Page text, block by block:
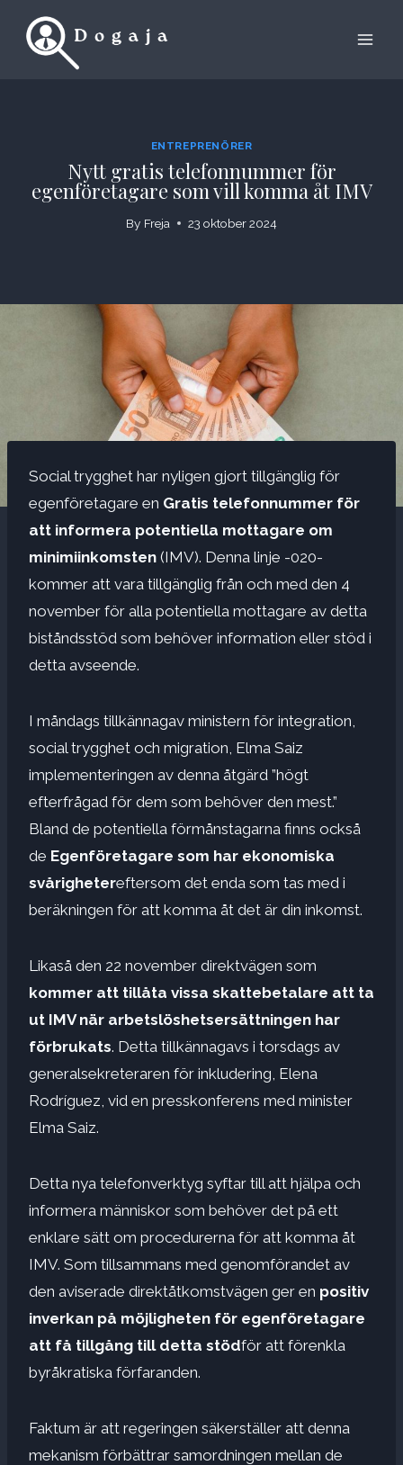
ENTREPRENÖRER
Nytt gratis telefonnummer för
egenföretagare som vill komma åt IMV
By Freja 23 oktober 2024
Social trygghet har nyligen gjort tillgänglig för
egenföretagare en Gratis telefonnummer för
att informera potentiella mottagare om
minimiinkomsten (IMV). Denna linje -020-
kommer att vara tillgänglig från och med den 4
november för alla potentiella mottagare av detta
biståndsstöd som behöver information eller stöd i
detta avseende.
I måndags tillkännagav ministern för integration,
social trygghet och migration, Elma Saiz
implementeringen av denna åtgärd ”högt
efterfrågad för dem som behöver den mest.”
Bland de potentiella förmånstagarna finns också
de Egenföretagare som har ekonomiska
svårighetereftersom det enda som tas med i
beräkningen för att komma åt det är din inkomst.
Likaså den 22 november direktvägen som
kommer att tillåta vissa skattebetalare att ta
ut IMV när arbetslöshetsersättningen har
förbrukats. Detta tillkännagavs i torsdags av
generalsekreteraren för inkludering, Elena
Rodríguez, vid en presskonferens med minister
Elma Saiz.
Detta nya telefonverktyg syftar till att hjälpa och
informera människor som behöver det på ett
enklare sätt om procedurerna för att komma åt
IMV. Som tillsammans med genomförandet av
den aviserade direktåtkomstvägen ger en positiv
inverkan på möjligheten för egenföretagare
att få tillgång till detta stödför att förenkla
byråkratiska förfaranden.
Faktum är att regeringen säkerställer att denna
mekanism förbättrar samordningen mellan de